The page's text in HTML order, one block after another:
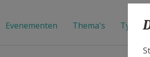
Evenementen Thema's Types